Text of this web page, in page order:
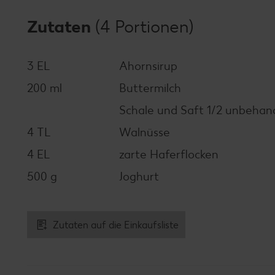
Zutaten (4 Portionen)
3 EL
Ahornsirup
200 ml
Buttermilch
Schale und Saft 1/2
4 TL
Walnüsse
4 EL
zarte Haferflocken
500 g
Joghurt
Zutaten auf die Einkaufsliste